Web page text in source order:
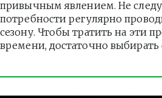
привычным явлением. Не
потребности регулярно
сезону. Чтобы тратить на эти
времени, достаточно